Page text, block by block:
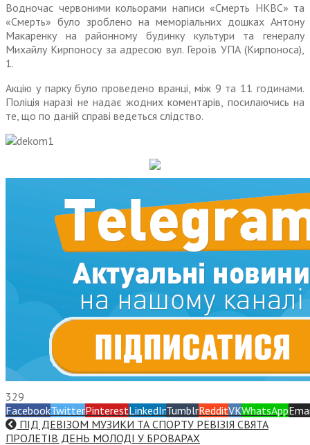
Водночас червоними кольорами написи «Смерть НКВС» та
«Смерть» було зроблено на меморіальних дошках Антону
Макаренку на районному будинку культури та генералу
Михайлу Кирпоносу за адресою вул. Героїв УПА (Кирпоноса),
1.
Акцію у парку було проведено вранці, між 9 та 11 годинами.
Поліція наразі не надає жодних коментарів, посилаючись на
те, що по даній справі ведеться слідство.
329
FacebookTwitterPinterestLinkedInTumblrRedditVKWhatsApp
ПІД ДЕВІЗОМ МУЗИКИ ТА СПОРТУ РЕВІЗІЯ СВЯТА
ПРОЛЕТІВ ДЕНЬ МОЛОДІ У БРОВАРАХ